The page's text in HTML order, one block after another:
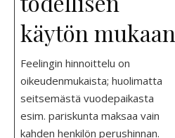
käytön mukaan
Feelingin hinnoittelu on
oikeudenmukaista; huolimatta
seitsemästä vuodepaikasta
esim. pariskunta maksaa vain
kahden henkilön perushinnan.